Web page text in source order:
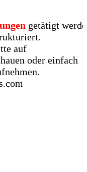
getätigt
oder einfach